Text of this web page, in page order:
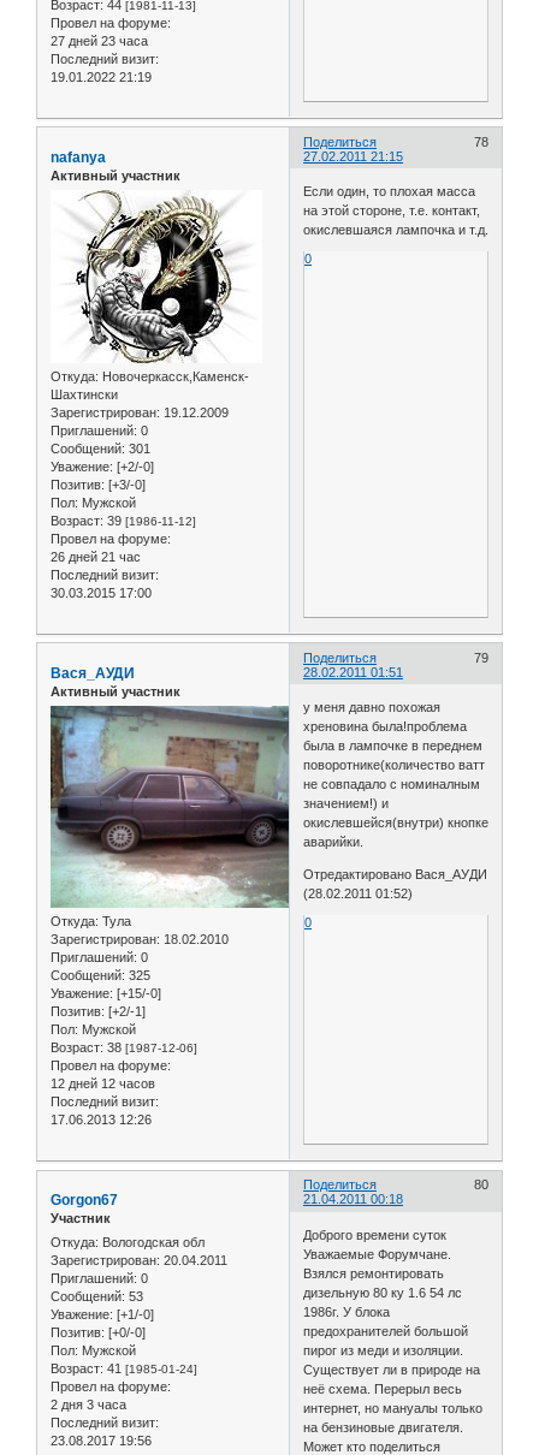
Возраст: 44 [1981-11-13]
Провел на форуме:
27 дней 23 часа
Последний визит:
19.01.2022 21:19
Поделиться
78
27.02.2011 21:15
nafanya
Активный участник
Откуда: Новочеркасск,Каменск-
Шахтински
Зарегистрирован: 19.12.2009
Приглашений: 0
Сообщений: 301
Уважение: [+2/-0]
Позитив: [+3/-0]
Пол: Мужской
Возраст: 39 [1986-11-12]
Провел на форуме:
26 дней 21 час
Последний визит:
30.03.2015 17:00
Если один, то плохая масса
на этой стороне, т.е. контакт,
окислевшаяся лампочка и т.д.
0
Поделиться
79
28.02.2011 01:51
Вася_АУДИ
Активный участник
Откуда: Тула
Зарегистрирован: 18.02.2010
Приглашений: 0
Сообщений: 325
Уважение: [+15/-0]
Позитив: [+2/-1]
Пол: Мужской
Возраст: 38 [1987-12-06]
Провел на форуме:
12 дней 12 часов
Последний визит:
17.06.2013 12:26
у меня давно похожая
хреновина была!проблема
была в лампочке в переднем
поворотнике(количество ватт
не совпадало с номиналным
значением!) и
окислевшейся(внутри) кнопке
аварийки.
Отредактировано Вася_АУДИ
(28.02.2011 01:52)
0
Поделиться
80
21.04.2011 00:18
Gorgon67
Участник
Откуда: Вологодская обл
Зарегистрирован: 20.04.2011
Приглашений: 0
Сообщений: 53
Уважение: [+1/-0]
Позитив: [+0/-0]
Пол: Мужской
Возраст: 41 [1985-01-24]
Провел на форуме:
2 дня 3 часа
Последний визит:
23.08.2017 19:56
Доброго времени суток
Уважаемые Форумчане.
Взялся ремонтировать
дизельную 80 ку 1.6 54 лс
1986г. У блока
предохранителей большой
пирог из меди и изоляции.
Существует ли в природе на
неё схема. Перерыл весь
интернет, но мануалы только
на бензиновые двигателя.
Может кто поделиться